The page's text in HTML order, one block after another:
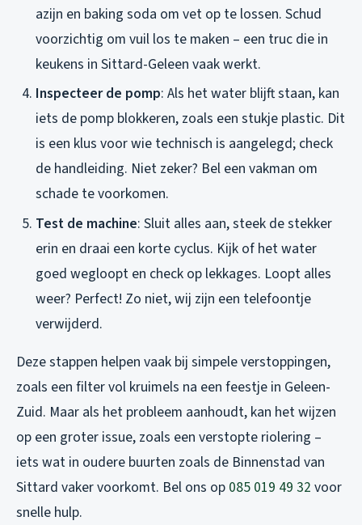
azijn en baking soda om vet op te lossen. Schud
voorzichtig om vuil los te maken – een truc die in
keukens in Sittard-Geleen vaak werkt.
Inspecteer de pomp: Als het water blijft staan, kan
iets de pomp blokkeren, zoals een stukje plastic. Dit
is een klus voor wie technisch is aangelegd; check
de handleiding. Niet zeker? Bel een vakman om
schade te voorkomen.
Test de machine: Sluit alles aan, steek de stekker
erin en draai een korte cyclus. Kijk of het water
goed wegloopt en check op lekkages. Loopt alles
weer? Perfect! Zo niet, wij zijn een telefoontje
verwijderd.
Deze stappen helpen vaak bij simpele verstoppingen,
zoals een filter vol kruimels na een feestje in Geleen-
Zuid. Maar als het probleem aanhoudt, kan het wijzen
op een groter issue, zoals een verstopte riolering –
iets wat in oudere buurten zoals de Binnenstad van
Sittard vaker voorkomt. Bel ons op 085 019 49 32 voor
snelle hulp.